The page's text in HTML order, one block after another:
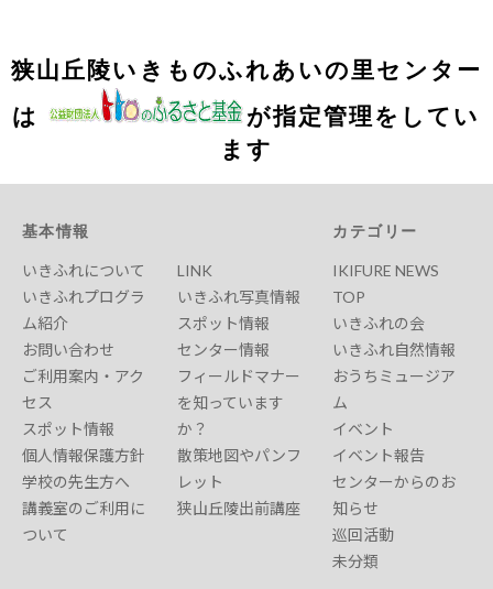
狭山丘陵いきものふれあいの里センター
は
が指定管理をしてい
ます
基本情報
いきふれについて
いきふれプログラ
ム紹介
お問い合わせ
ご利用案内・アク
セス
スポット情報
個人情報保護方針
学校の先生方へ
講義室のご利用に
ついて
LINK
いきふれ写真情報
スポット情報
センター情報
フィールドマナー
を知っています
か？
散策地図やパンフ
レット
狭山丘陵出前講座
カテゴリー
IKIFURE NEWS
TOP
いきふれの会
いきふれ自然情報
おうちミュージア
ム
イベント
イベント報告
センターからのお
知らせ
巡回活動
未分類